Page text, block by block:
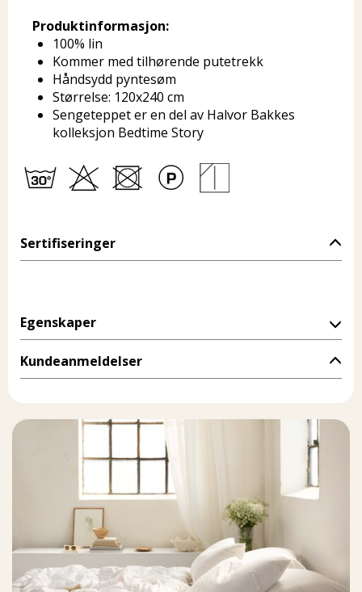
Produktinformasjon:
100% lin
Kommer med tilhørende putetrekk
Håndsydd pyntesøm
Størrelse: 120x240 cm
Sengeteppet er en del av Halvor Bakkes
kolleksjon Bedtime Story
Sertifiseringer
Egenskaper
Kundeanmeldelser